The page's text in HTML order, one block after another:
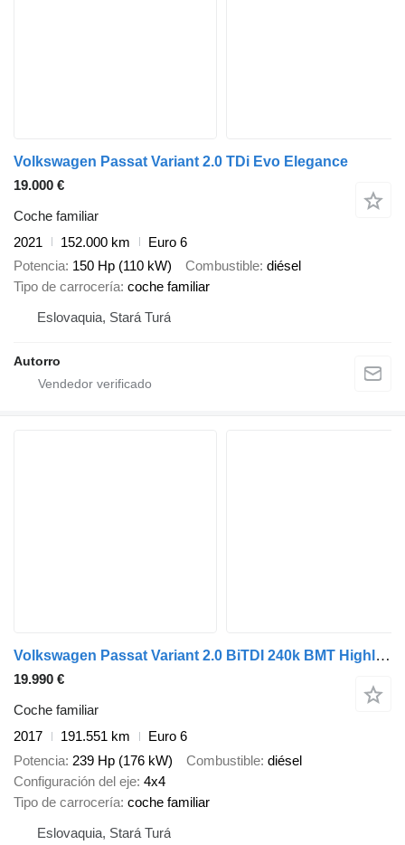
Volkswagen Passat Variant 2.0 TDi Evo Elegance
19.000 €
Coche familiar
2021
152.000 km
Euro 6
Potencia 150 Hp (110 kW) Combustible diésel
Tipo de carrocería coche familiar
Eslovaquia, Stará Turá
Autorro
Volkswagen Passat Variant 2.0 BiTDI 240k BMT Highline 4MOTION DSG / TOP STA
19.990 €
Coche familiar
2017
191.551 km
Euro 6
Potencia 239 Hp (176 kW) Combustible diésel
Configuración del eje 4x4
Tipo de carrocería coche familiar
Eslovaquia, Stará Turá